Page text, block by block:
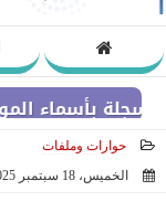
حوارات وملفات
الخميس، 18 سبتمبر 2025